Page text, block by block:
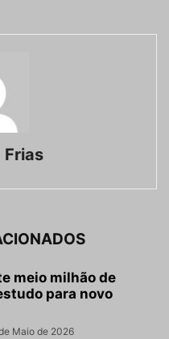
Frias
meio milhão de
para novo
Maio de 2026